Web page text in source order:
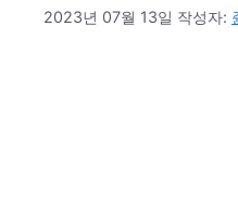
2023년 07월 13일 작성자: